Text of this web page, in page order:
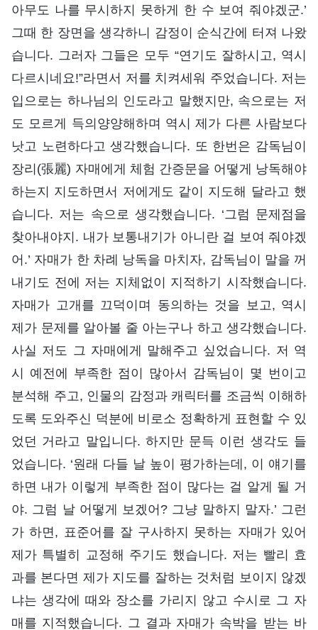
아무도 나를 무시하지 못하게 한 수 보여 줘야겠군.’
그때 한 장면을 생각하니 감정이 순식간에 터져 나왔
습니다. 그러자 그들은 모두 “연기도 잘하시고, 역시
다르시네요!”라면서 저를 치켜세워 주었습니다. 저는
입으로는 하나님의 인도라고 말했지만, 속으로는 저
도 모르게 득의양양해하며 역시 제가 다른 사람보다
낫고 노련하다고 생각했습니다. 또 한번은 감독님이
장리(張麗) 자매에게 체험 간증문을 어떻게 낭독해야
하는지 지도하면서 저에게도 같이 지도해 달라고 했
습니다. 저는 속으로 생각했습니다. ‘그럼 문제점을
찾아내야지. 내가 보통내기가 아니란 걸 보여 줘야겠
어.’ 자매가 한 차례 낭독을 마치자, 감독님이 말을 꺼
내기도 전에 저는 지체없이 지적하기 시작했습니다.
자매가 고개를 끄덕이며 동의하는 것을 보고, 역시
제가 문제를 알아볼 줄 아는구나 하고 생각했습니다.
사실 저도 그 자매에게 말해주고 싶었습니다. 저 역
시 예전에 부족한 점이 많아서 감독님이 몇 번이고
분석해 주고, 인물의 감정과 캐릭터를 조금씩 이해하
도록 도와주신 덕분에 비로소 정확하게 표현할 수 있
었던 거라고 말입니다. 하지만 문득 이런 생각도 들
었습니다. ‘원래 다들 날 높이 평가하는데, 이 얘기를
하면 내가 이렇게 부족한 점이 많다는 걸 알게 될 거
야. 그럼 날 어떻게 보겠어? 그냥 말하지 말자.’ 그런
가 하면, 표준어를 잘 구사하지 못하는 자매가 있어
제가 특별히 교정해 주기도 했습니다. 저는 빨리 효
과를 본다면 제가 지도를 잘하는 것처럼 보이지 않겠
냐는 생각에 때와 장소를 가리지 않고 수시로 그 자
매를 지적했습니다. 그 결과 자매가 속박을 받는 바